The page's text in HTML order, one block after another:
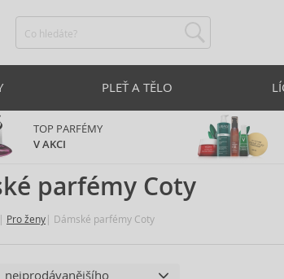
PLEŤ A TĚLO
TOP PARFÉMY
V AKCI
parfémy Coty
Pro ženy Dámské parfémy Coty